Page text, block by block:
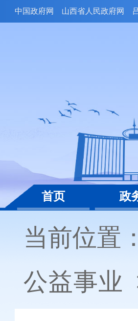
中国政府网 山西省人民政府网
首页 政
当前位置
公益事业